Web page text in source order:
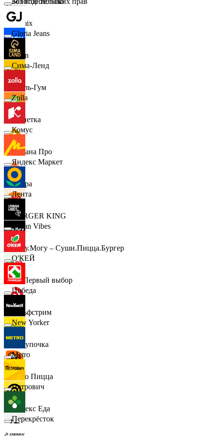
Demix
Ozon
Бубль-Гум
Монетка
Лемана Про
7 утра
BURGER KING
Хочу.Могу – Суши.Пицца.Бургер
B1 Первый выбор
Гольфстрим
Покупочка
Додо Пицца
Яндекс Еда
Gloria Jeans
Сима-Ленд
Zolla
Комус
Яндекс Маркет
Лента
Urban Vibes
О'КЕЙ
Победа
New Yorker
Metro
Петрович
Перекрёсток